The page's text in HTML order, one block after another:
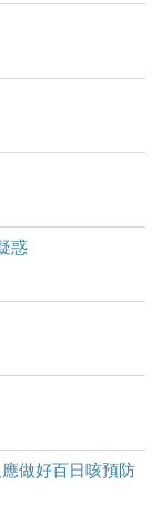
惑
做好百日咳預防